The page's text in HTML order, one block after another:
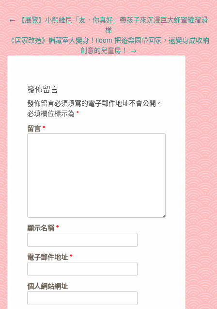
Post
navigation
←【展覽】小熊維尼「友．你真好」帶孩子來沉浸巨大蜂蜜罐溜滑
梯
《居家改造》儲藏室大變身！iloom 把遊樂園帶回家，還變身成收納
創意的兒童房！→
發佈留言
發佈留言必須填寫的電子郵件地址不會公開。
必填欄位標示為 *
留言 *
顯示名稱*
電子郵件地址 *
個人網站網址